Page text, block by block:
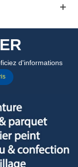
d'informations